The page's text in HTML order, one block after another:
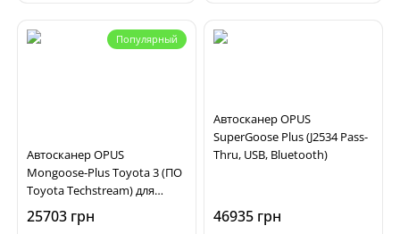
Популярный
Автосканер OPUS
Mongoose-Plus Toyota 3 (ПО
Toyota Techstream) для
диагностики автомобилей
Toyota
25703 грн
Автосканер OPUS
SuperGoose Plus (J2534 Pass-
Thru, USB, Bluetooth)
46935 грн